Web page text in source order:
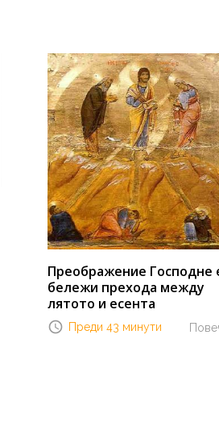
Преображение Господне
бележи прехода между
лятото и есента
Преди 43 минути